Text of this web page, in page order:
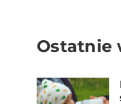
Ostatnie